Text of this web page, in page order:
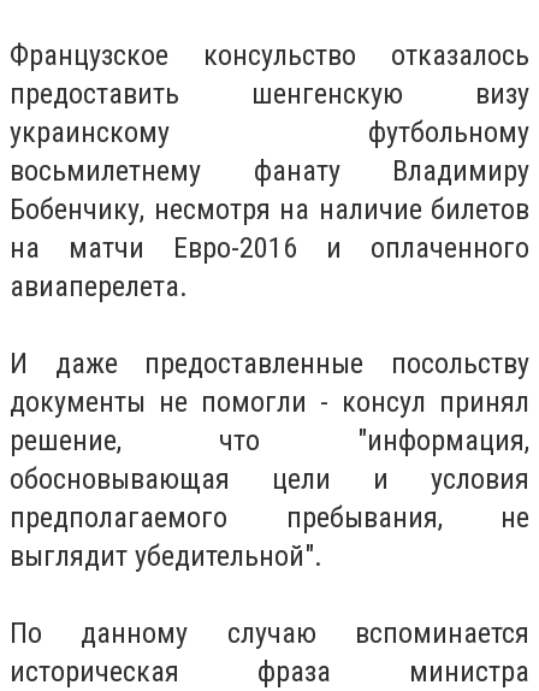
Французское консульство отказалось
предоставить шенгенскую визу
украинскому футбольному
восьмилетнему фанату Владимиру
Бобенчику, несмотря на наличие билетов
на матчи Евро-2016 и оплаченного
авиаперелета.
И даже предоставленные посольству
документы не помогли - консул принял
решение, что "информация,
обосновывающая цели и условия
предполагаемого пребывания, не
выглядит убедительной".
По данному случаю вспоминается
историческая фраза министра